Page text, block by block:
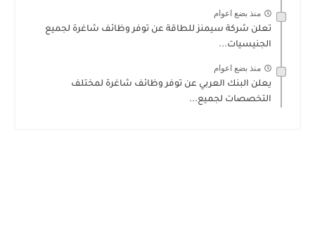
منذ بضع اعوام
تعلن شركة سيمنز للطاقة عن توفر وظائف شاغرة لجميع
الجنيسيات...
منذ بضع اعوام
يعلن البنك العربي عن توفر وظائف شاغرة لمختلف
التخصصات لجميع...